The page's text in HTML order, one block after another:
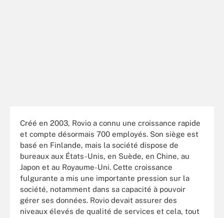
Créé en 2003, Rovio a connu une croissance rapide
et compte désormais 700 employés. Son siège est
basé en Finlande, mais la société dispose de
bureaux aux États-Unis, en Suède, en Chine, au
Japon et au Royaume-Uni. Cette croissance
fulgurante a mis une importante pression sur la
société, notamment dans sa capacité à pouvoir
gérer ses données. Rovio devait assurer des
niveaux élevés de qualité de services et cela, tout